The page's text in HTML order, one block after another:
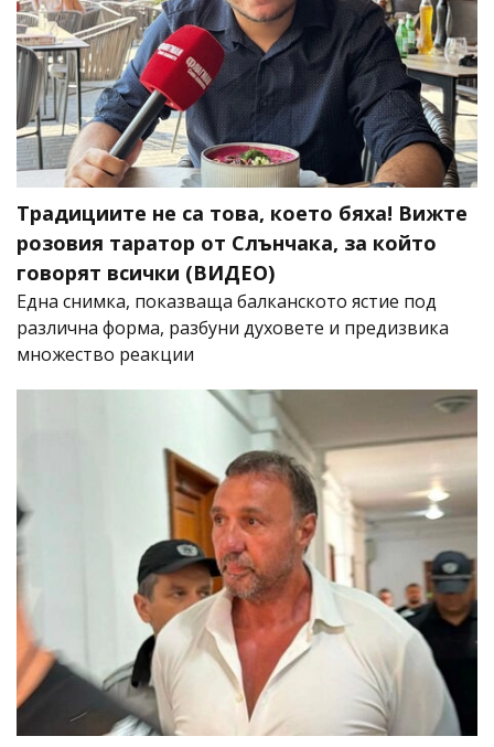
Традициите не са това, което бяха! Вижте
розовия таратор от Слънчака, за който
говорят всички (ВИДЕО)
Една снимка, показваща балканското ястие под
различна форма, разбуни духовете и предизвика
множество реакции